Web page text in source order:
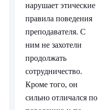
нарушает этические
правила поведения
преподавателя. С
ним не захотели
продолжать
сотрудничество.
Кроме того, он
сильно отличался по